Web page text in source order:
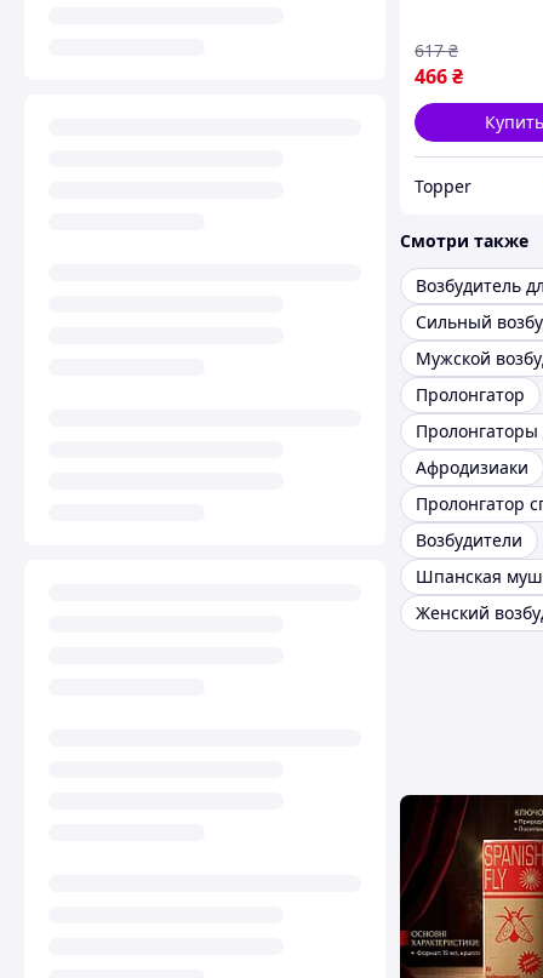
466₴
617 ₴
Купить
Topper
Смотри также
Мужской
Пролонгатор
Афродизиаки
Пролонгатор
Возбудители
Шпанская